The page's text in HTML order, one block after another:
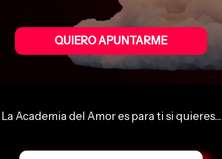
QUIERO APUNTARME
La Academia del Amor es para ti si quieres...